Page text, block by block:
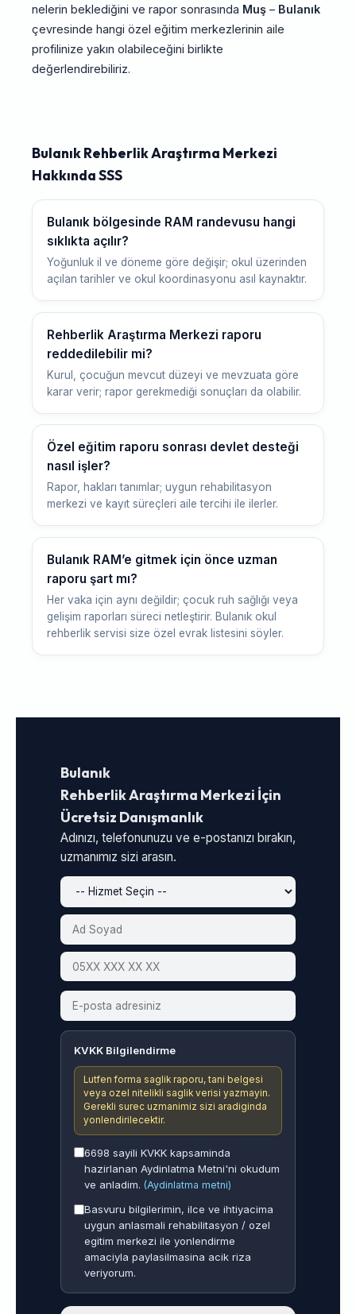
nelerin beklediğini ve rapor sonrasında Muş – Bulanık
çevresinde hangi özel eğitim merkezlerinin aile
profilinize yakın olabileceğini birlikte
değerlendirebiliriz.
Bulanık Rehberlik Araştırma Merkezi
Hakkında SSS
Bulanık bölgesinde RAM randevusu hangi
sıklıkta açılır?
Yoğunluk il ve döneme göre değişir; okul üzerinden
açılan tarihler ve okul koordinasyonu asıl kaynaktır.
Rehberlik Araştırma Merkezi raporu
reddedilebilir mi?
Kurul, çocuğun mevcut düzeyi ve mevzuata göre
karar verir; rapor gerekmediği sonuçları da olabilir.
Özel eğitim raporu sonrası devlet desteği
nasıl işler?
Rapor, hakları tanımlar; uygun rehabilitasyon
merkezi ve kayıt süreçleri aile tercihi ile ilerler.
Bulanık RAM’e gitmek için önce uzman
raporu şart mı?
Her vaka için aynı değildir; çocuk ruh sağlığı veya
gelişim raporları süreci netleştirir. Bulanık okul
rehberlik servisi size özel evrak listesini söyler.
Bulanık
Rehberlik Araştırma Merkezi İçin
Ücretsiz Danışmanlık
Adınızı, telefonunuzu ve e-postanızı bırakın,
uzmanımız sizi arasın.
KVKK Bilgilendirme
Lutfen forma saglik raporu, tani belgesi
veya ozel nitelikli saglik verisi yazmayin.
Gerekli surec uzmanimiz sizi aradiginda
yonlendirilecektir.
6698 sayili KVKK kapsaminda
hazirlanan Aydinlatma Metni'ni okudum
ve anladim. (Aydinlatma metni)
Basvuru bilgilerimin, ilce ve ihtiyacima
uygun anlasmali rehabilitasyon / ozel
egitim merkezi ile yonlendirme
amaciyla paylasilmasina acik riza
veriyorum.